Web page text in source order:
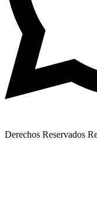
Derechos Reservados